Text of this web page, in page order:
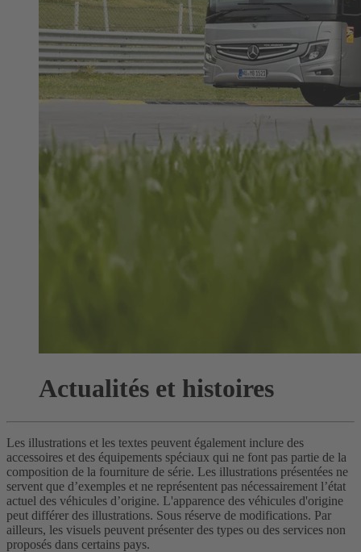
Actualités et histoires
Les illustrations et les textes peuvent également inclure des
accessoires et des équipements spéciaux qui ne font pas partie de la
composition de la fourniture de série. Les illustrations présentées ne
servent que d’exemples et ne représentent pas nécessairement l’état
actuel des véhicules d’origine. L'apparence des véhicules d'origine
peut différer des illustrations. Sous réserve de modifications. Par
ailleurs, les visuels peuvent présenter des types ou des services non
proposés dans certains pays.